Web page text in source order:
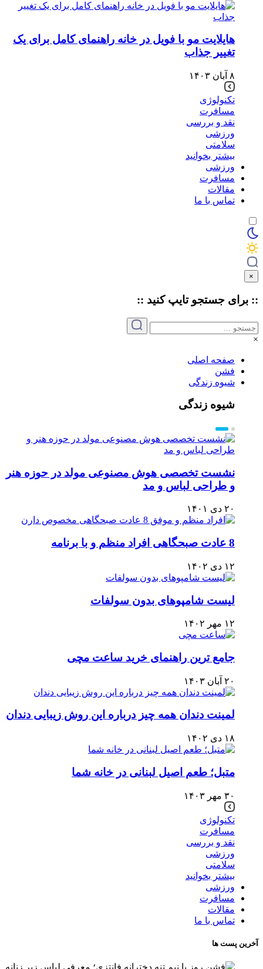
هایلایت مو با فویل در خانه راهنمای کامل برای یک
تغییر جذاب
۸ آبان ۱۴۰۳
تکنولوژی
مسافرت
نقد و بررسی
ورزشی
سلامتی
بیشتر بخوانید
ورزشی
مسافرت
مقالات
تماس با ما
×
:: برای جستجو تایپکنید ::
×
صفحه اصلی
فشن
شیوه زندگی
شیوه زندگی
نشست تخصصی هوش مصنوعی مولد در حوزه هنر
و طراحی لباس و مد
۲۰ دی ۱۴۰۱
8 عادت صبحگاهی افراد منظم و با برنامه
۱۲ دی ۱۴۰۲
لیست شامپوهای بدون سولفات
۱۲ مهر ۱۴۰۲
جامع ترین راهنمای خرید ساعت مچی
۲۰ آبان ۱۴۰۳
لمینت دندان همه چیز درباره این روش زیبایی دندان
۱۸ دی ۱۴۰۲
متبل؛ طعم اصیل لبنانی در خانه شما
۳۰ مهر ۱۴۰۳
تکنولوژی
مسافرت
نقد و بررسی
ورزشی
سلامتی
بیشتر بخوانید
ورزشی
مسافرت
مقالات
تماس با ما
آخرین پست ها